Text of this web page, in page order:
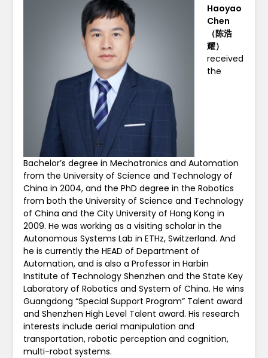
Haoyao
Chen
（陈浩
耀）
received
the
Bachelor’s degree in Mechatronics and Automation
from the University of Science and Technology of
China in 2004, and the PhD degree in the Robotics
from both the University of Science and Technology
of China and the City University of Hong Kong in
2009. He was working as a visiting scholar in the
Autonomous Systems Lab in ETHz, Switzerland. And
he is currently the HEAD of Department of
Automation, and is also a Professor in Harbin
Institute of Technology Shenzhen and the State Key
Laboratory of Robotics and System of China. He wins
Guangdong “Special Support Program” Talent award
and Shenzhen High Level Talent award. His research
interests include aerial manipulation and
transportation, robotic perception and cognition,
multi-robot systems.